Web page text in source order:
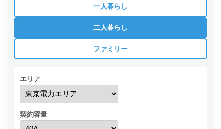
一人暮らし
二人暮らし
ファミリー
エリア
契約容量